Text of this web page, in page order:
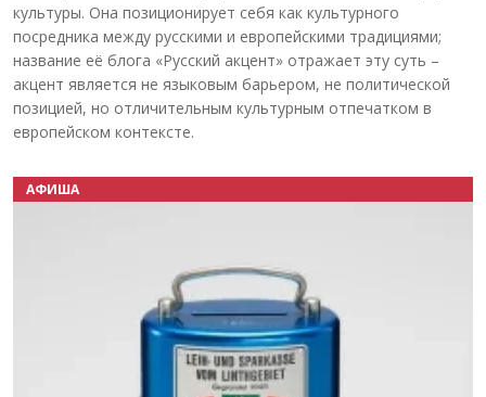
культуры. Она позиционирует себя как культурного
посредника между русскими и европейскими традициями;
название её блога «Русский акцент» отражает эту суть –
акцент является не языковым барьером, не политической
позицией, но отличительным культурным отпечатком в
европейском контексте.
АФИША